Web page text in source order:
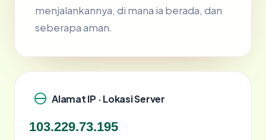
menjalankannya, di mana ia berada, dan
seberapa aman.
Alamat IP · Lokasi Server
103.229.73.195